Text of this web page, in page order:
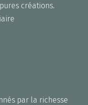
créations.
par la richesse